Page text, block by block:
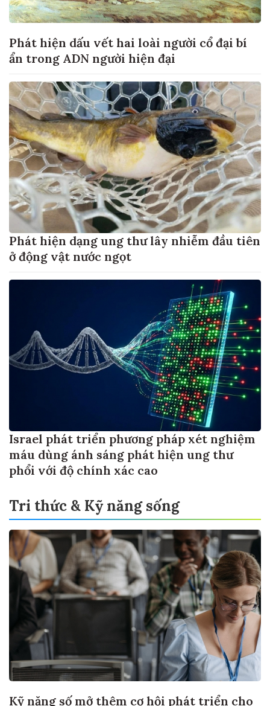
Phát hiện dấu vết hai loài người cổ đại bí
ẩn trong ADN người hiện đại
Phát hiện dạng ung thư lây nhiễm đầu tiên
ở động vật nước ngọt
Israel phát triển phương pháp xét nghiệm
máu dùng ánh sáng phát hiện ung thư
phổi với độ chính xác cao
Tri thức & Kỹ năng sống
Kỹ năng số mở thêm cơ hội phát triển cho